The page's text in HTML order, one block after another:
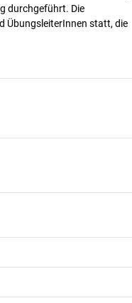
durchgeführt. Die
ÜbungsleiterInnen statt, die